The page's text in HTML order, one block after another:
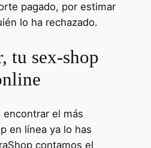
pagado, por estimar
lo ha rechazado.
tu sex-shop
el más
en línea ya lo has
contamos el